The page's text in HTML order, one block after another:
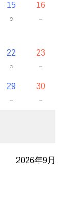
15
○
16
－
22
○
23
－
29
－
30
－
2026年9月